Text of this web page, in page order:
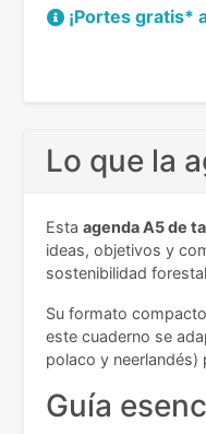
¡Portes gratis*
Lo que la
Esta agenda A5 de
ideas, objetivos y
sostenibilidad
Su formato
este cuaderno se
polaco y neerlandés)
Guía